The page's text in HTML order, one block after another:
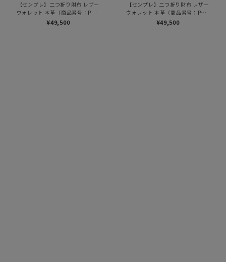
【センプレ】二つ折り財布 レザー
ウォレット 本革（商品番号：P25-
50101）
¥49,500
【センプレ】二つ折り財布 レザー
ウォレット 本革（商品番号：P25-
50101）
¥49,500